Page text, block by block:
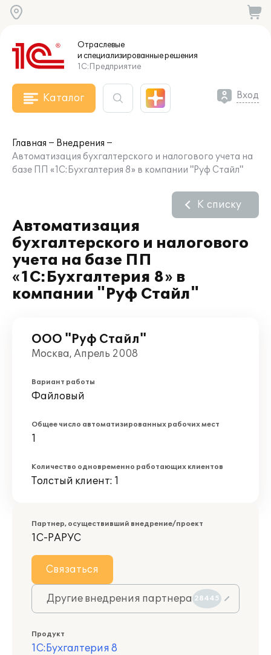
Отраслевые
и специализированныерешения
1С:Предприятие
Каталог Вход
Главная
Внедрения
Автоматизация бухгалтерского и налогового учета на
базе ПП «1С:Бухгалтерия 8» в компании "Руф Стайл"
Автоматизация
бухгалтерского и налогового
учета на базе ПП
«1С:Бухгалтерия 8» в
компании "Руф Стайл"
К списку
ООО "Руф Стайл"
Москва, Апрель 2008
Вариант работы
Файловый
Общее число автоматизированных рабочих мест
1
Количество одновременно работающих клиентов
Толстый клиент: 1
Партнер, осуществивший внедрение/проект
1С-РАРУС
Связаться
Другие внедрения партнера 28445
Продукт
1С:Бухгалтерия 8